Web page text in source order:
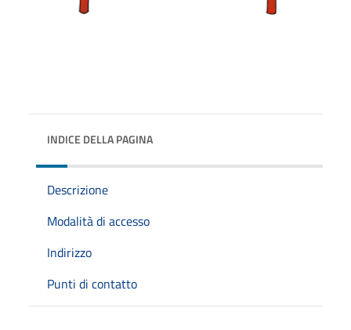
INDICE DELLA PAGINA
Descrizione
Modalità di accesso
Indirizzo
Punti di contatto